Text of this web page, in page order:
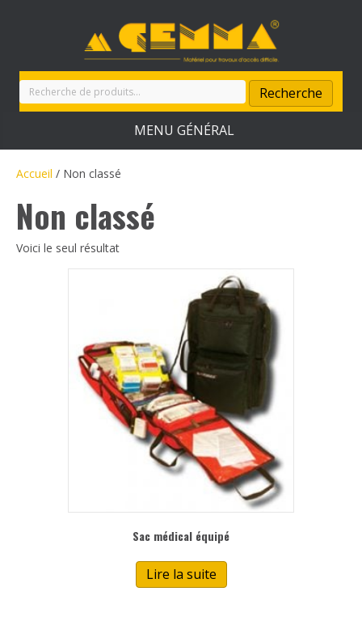
Recherche
pour :
Recherche
MENU GÉNÉRAL
Accueil / Non classé
Non classé
Voici le seul résultat
Sac médical équipé
Lire la suite